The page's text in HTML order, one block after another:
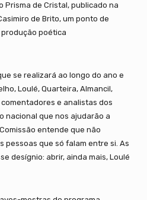
Prisma de Cristal, publicado na
de Brito, um ponto de
poética
se realizará ao longo do ano e
Loulé, Quarteira, Almancil,
e analistas dos
nacional que nos ajudarão a
entende que não
pessoas que só falam entre si. As
desígnio: abrir, ainda mais, Loulé